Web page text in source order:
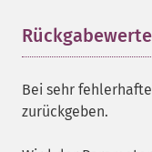
Rückgabewerte
Bei sehr
zurückgeben.